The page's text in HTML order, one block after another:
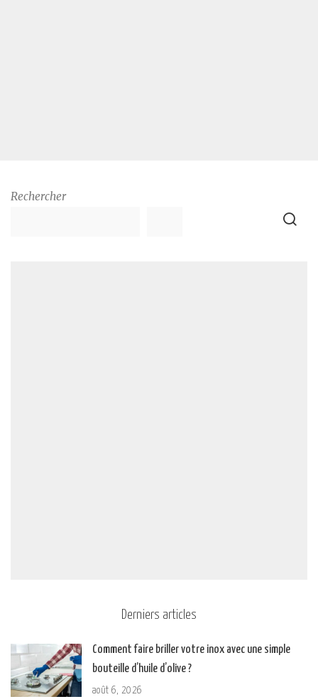
Rechercher
Derniers articles
Comment faire briller votre inox avec une simple
bouteille d’huile d’olive ?
août 6, 2026